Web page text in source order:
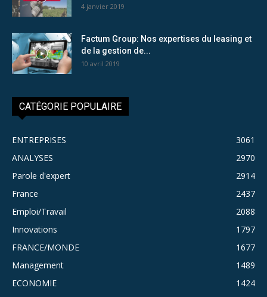
4 janvier 2019
Factum Group: Nos expertises du leasing et
de la gestion de...
10 avril 2019
CATÉGORIE POPULAIRE
ENTREPRISES
3061
ANALYSES
2970
Parole d'expert
2914
France
2437
Emploi/Travail
2088
Innovations
1797
FRANCE/MONDE
1677
Management
1489
ECONOMIE
1424